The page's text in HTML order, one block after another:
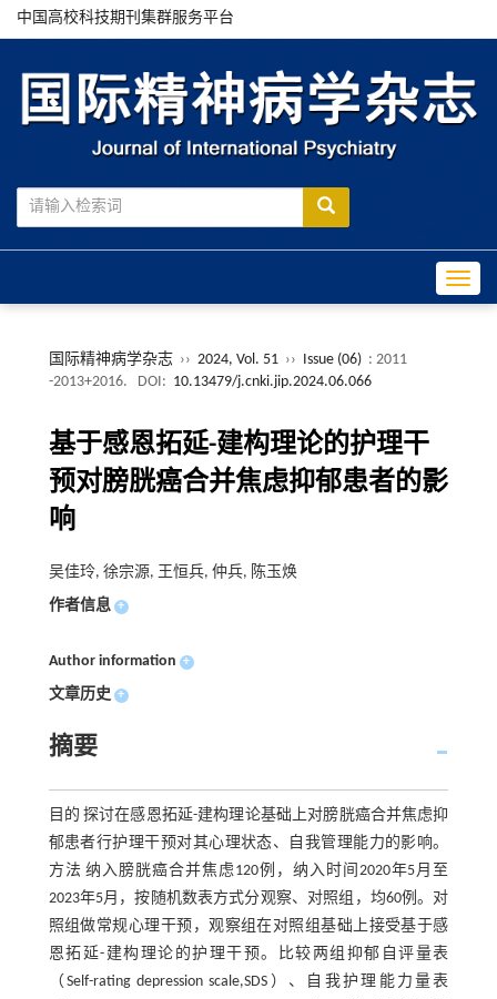
中国高校科技期刊集群服务平台
国际精神病学杂志 ›› 2024, Vol. 51 ›› Issue (06) : 2011
-2013+2016.
DOI: 10.13479/j.cnki.jip.2024.06.066
基于感恩拓延-建构理论的护理干
预对膀胱癌合并焦虑抑郁患者的影
响
吴佳玲, 徐宗源, 王恒兵, 仲兵, 陈玉焕
作者信息 +
Author information +
文章历史 +
摘要
目的 探讨在感恩拓延-建构理论基础上对膀胱癌合并焦虑抑
郁患者行护理干预对其心理状态、自我管理能力的影响。
方法 纳入膀胱癌合并焦虑120例，纳入时间2020年5月至
2023年5月，按随机数表方式分观察、对照组，均60例。对
照组做常规心理干预，观察组在对照组基础上接受基于感
恩拓延-建构理论的护理干预。比较两组抑郁自评量表
（Self-rating depression scale,SDS）、自我护理能力量表